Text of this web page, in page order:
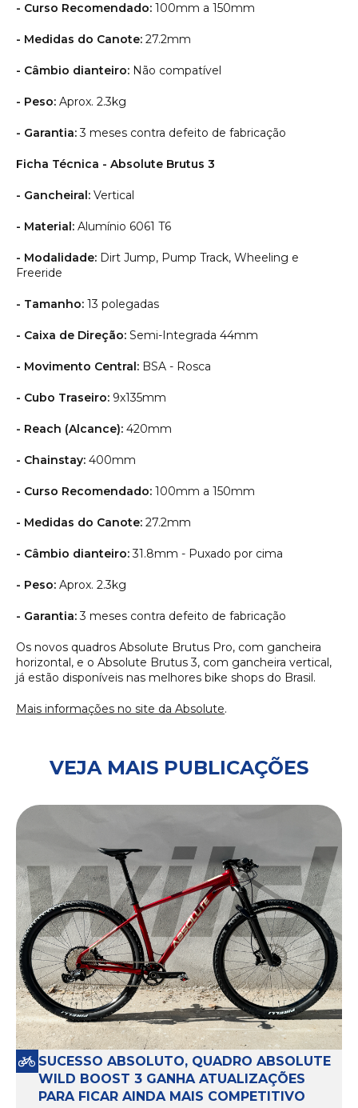
- Curso Recomendado: 100mm a 150mm
- Medidas do Canote: 27.2mm
- Câmbio dianteiro: Não compatível
- Peso: Aprox. 2.3kg
- Garantia:3 meses contra defeito de fabricação
Ficha Técnica - Absolute Brutus 3
- Gancheiral: Vertical
- Material: Alumínio 6061 T6
- Modalidade: Dirt Jump, Pump Track, Wheeling e
Freeride
- Tamanho: 13 polegadas
- Caixa de Direção: Semi-Integrada 44mm
- Movimento Central: BSA - Rosca
- Cubo Traseiro: 9x135mm
- Reach (Alcance): 420mm
- Chainstay: 400mm
- Curso Recomendado: 100mm a 150mm
- Medidas do Canote: 27.2mm
- Câmbio dianteiro:31.8mm - Puxado por cima
- Peso: Aprox. 2.3kg
- Garantia:3 meses contra defeito de fabricação
Os novos quadros Absolute Brutus Pro, com gancheira
horizontal, e o Absolute Brutus 3, com gancheira vertical,
já estão disponíveis nas melhores bike shops do Brasil.
Mais informações no site da Absolute.
VEJA MAIS PUBLICAÇÕES
SUCESSO ABSOLUTO, QUADRO ABSOLUTE
WILD BOOST 3 GANHA ATUALIZAÇÕES
PARA FICAR AINDA MAIS COMPETITIVO